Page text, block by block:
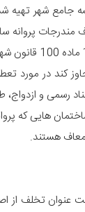
جامع شهر تهیه
مندرجات
به
کند در
رسمی و ازدواج،
هایی که
عنوان تخلف از